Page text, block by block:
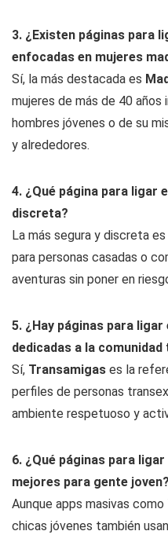
3. ¿Existen páginas para
enfocadas en mujeres
Sí, la más destacada es
mujeres de más de 40
hombres jóvenes o de su
y alrededores.
4. ¿Qué página para ligar
discreta?
La más segura y discreta es
para personas casadas o
aventuras sin poner en
5. ¿Hay páginas para ligar
dedicadas a la comunidad
Sí, Transamigas es la
perfiles de personas
ambiente respetuoso y
6. ¿Qué páginas para
mejores para gente joven?
Aunque apps masivas
chicas jóvenes también usan